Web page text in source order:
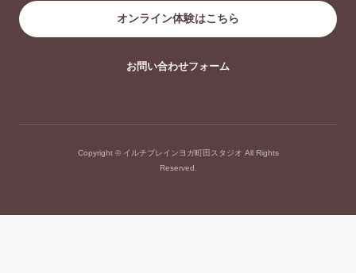
オンライン体験はこちら
お問い合わせフォーム
Copyright © イルチブレインヨガ町田スタジオ All Rights
Reserved.